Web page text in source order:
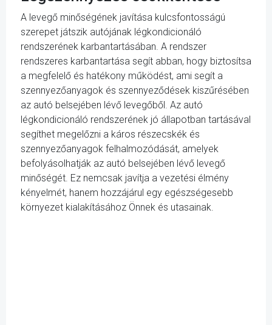
A levegő minőségének javítása kulcsfontosságú
szerepet játszik autójának légkondicionáló
rendszerének karbantartásában. A rendszer
rendszeres karbantartása segít abban, hogy biztosítsa
a megfelelő és hatékony működést, ami segít a
szennyezőanyagok és szennyeződések kiszűrésében
az autó belsejében lévő levegőből. Az autó
légkondicionáló rendszerének jó állapotban tartásával
segíthet megelőzni a káros részecskék és
szennyezőanyagok felhalmozódását, amelyek
befolyásolhatják az autó belsejében lévő levegő
minőségét. Ez nemcsak javítja a vezetési élmény
kényelmét, hanem hozzájárul egy egészségesebb
környezet kialakításához Önnek és utasainak.